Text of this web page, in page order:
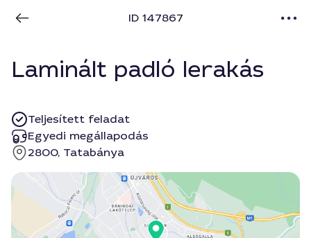
ID 147867
Laminált padló lerakás
Teljesített feladat
Egyedi megállapodás
2800, Tatabánya